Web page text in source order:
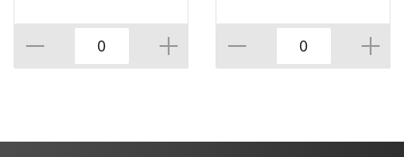
Цвет : Микс
Вес в упаковке : 0,05 кг
В ассортименте : Да
голубой-2, 1/1